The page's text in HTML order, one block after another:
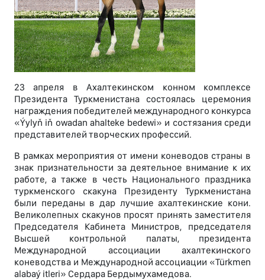
23 апреля в Ахалтекинском конном комплексе
Президента Туркменистана состоялась церемония
награждения победителей международного конкурса
«Ýylyň iň owadan ahalteke bedewi» и состязания среди
представителей творческих профессий.
В рамках мероприятия от имени коневодов страны в
знак признательности за деятельное внимание к их
работе, а также в честь Национального праздника
туркменского скакуна Президенту Туркменистана
были переданы в дар лучшие ахалтекинские кони.
Великолепных скакунов просят принять заместителя
Председателя Кабинета Министров, председателя
Высшей контрольной палаты, президента
Международной ассоциации ахалтекинского
коневодства и Международной ассоциации «Türkmen
alabaý itleri» Сердара Бердымухамедова.